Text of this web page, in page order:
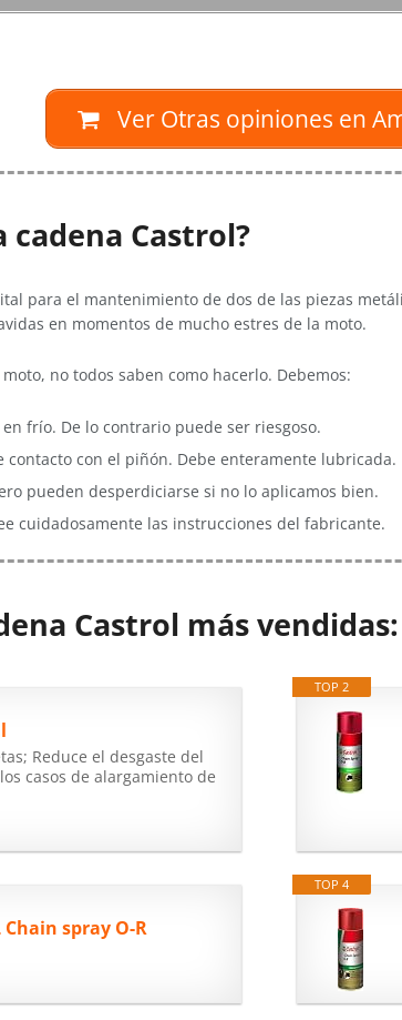
Ver Otras opiniones en
cadena Castrol?
para el mantenimiento de dos de las piezas
en momentos de mucho estres de la moto.
no todos saben como hacerlo. Debemos:
frío. De lo contrario puede ser riesgoso.
contacto con el piñón. Debe enteramente lubricada.
pueden desperdiciarse si no lo aplicamos bien.
cuidadosamente las instrucciones del fabricante.
Castrol más vendidas:
Reduce el desgaste del
casos de alargamiento de
TOP 2
Chain spray O-R
TOP 4